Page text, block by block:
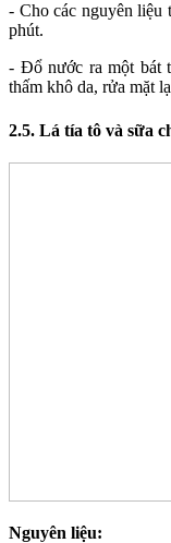
- Cho các nguyên liệu
phút.
- Đổ nước ra một bát
thấm khô da, rửa mặt
2.5. Lá tía tô và sữa
Nguyên liệu: